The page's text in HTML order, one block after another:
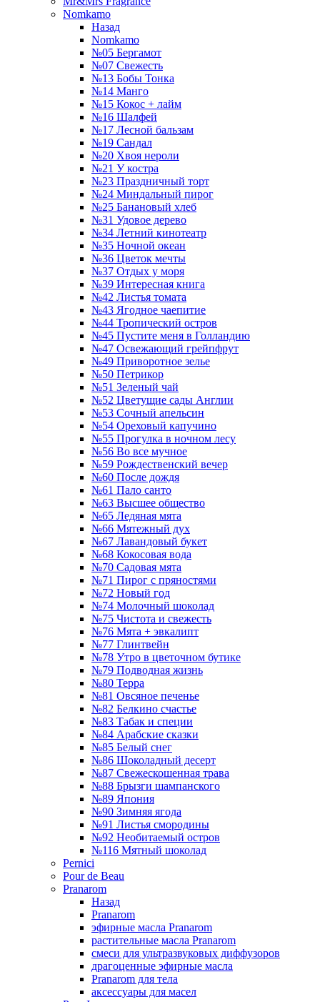
Nomkamo
Назад
Nomkamo
№05 Бергамот
№07 Свежесть
№13 Бобы Тонка
№14 Манго
№15 Кокос + лайм
№16 Шалфей
№17 Лесной бальзам
№19 Сандал
№20 Хвоя нероли
№21 У костра
№23 Праздничный торт
№24 Миндальный пирог
№25 Банановый хлеб
№31 Удовое дерево
№34 Летний кинотеатр
№35 Ночной океан
№36 Цветок мечты
№37 Отдых у моря
№39 Интересная книга
№42 Листья томата
№43 Ягодное чаепитие
№44 Тропический остров
№45 Пустите меня в Голландию
№47 Освежающий грейпфрут
№49 Приворотное зелье
№50 Петрикор
№51 Зеленый чай
№52 Цветущие сады Англии
№53 Сочный апельсин
№54 Ореховый капучино
№55 Прогулка в ночном лесу
№56 Во все мучное
№59 Рождественский вечер
№60 После дождя
№61 Пало санто
№63 Высшее общество
№65 Ледяная мята
№66 Мятежный дух
№67 Лавандовый букет
№68 Кокосовая вода
№70 Садовая мята
№71 Пирог с пряностями
№72 Новый год
№74 Молочный шоколад
№75 Чистота и свежесть
№76 Мята + эвкалипт
№77 Глинтвейн
№78 Утро в цветочном бутике
№79 Подводная жизнь
№80 Терра
№81 Овсяное печенье
№82 Белкино счастье
№83 Табак и специи
№84 Арабские сказки
№85 Белый снег
№86 Шоколадный десерт
№87 Свежескошенная трава
№88 Брызги шампанского
№89 Япония
№90 Зимняя ягода
№91 Листья смородины
№92 Необитаемый остров
№116 Мятный шоколад
Pernici
Pour de Beau
Pranarom
Назад
Pranarom
эфирные масла Pranarom
растительные масла Pranarom
смеси для ультразвуковых диффузоров
драгоценные эфирные масла
Pranarom для тела
аксессуары для масел